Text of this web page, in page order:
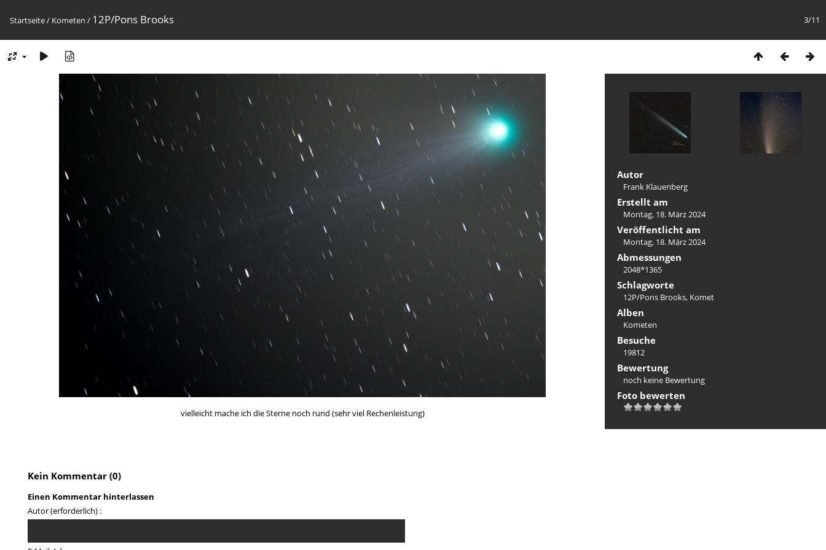
3/11
Startseite/ Kometen / 12P/Pons Brooks
vielleicht mache ich die Sterne noch rund (sehr viel Rechenleistung)
Autor
Frank Klauenberg
Erstellt am
Montag, 18. März 2024
Veröffentlicht am
Montag, 18. März 2024
Abmessungen
2048*1365
Schlagworte
12P/Pons Brooks, Komet
Alben
Kometen
Besuche
19812
Bewertung
noch keine Bewertung
Foto bewerten
Kein Kommentar (0)
Einen Kommentar hinterlassen
Autor (erforderlich) :